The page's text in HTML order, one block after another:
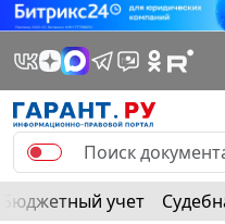
Бюджетный учет